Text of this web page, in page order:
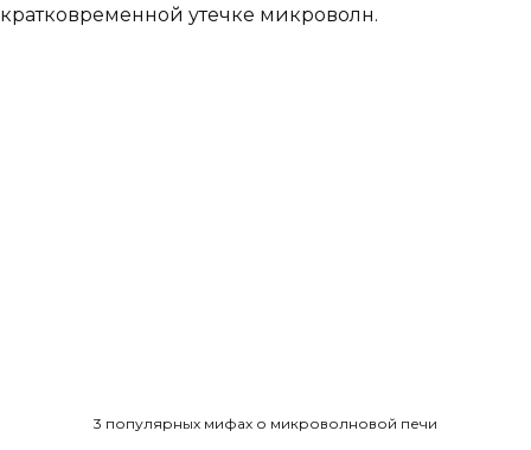
кратковременной утечке микроволн.
3 популярных мифах о микроволновой печи